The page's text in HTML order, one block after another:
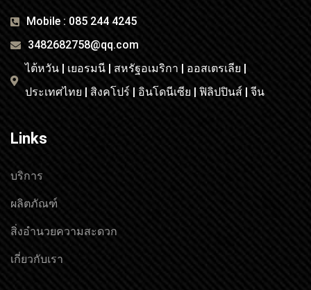
Mobile : 085 244 4245
3482682758@qq.com
ไต้หวัน | เยอรมนี | สหรัฐอเมริกา | ออสเตรเลีย |
ประเทศไทย | สิงคโปร์ | อินโดนีเซีย | ฟิลิปปินส์ | จีน
Links
บริการ
ผลิตภัณฑ์
สิ่งอำนวยความสะดวก
เกี่ยวกับเรา